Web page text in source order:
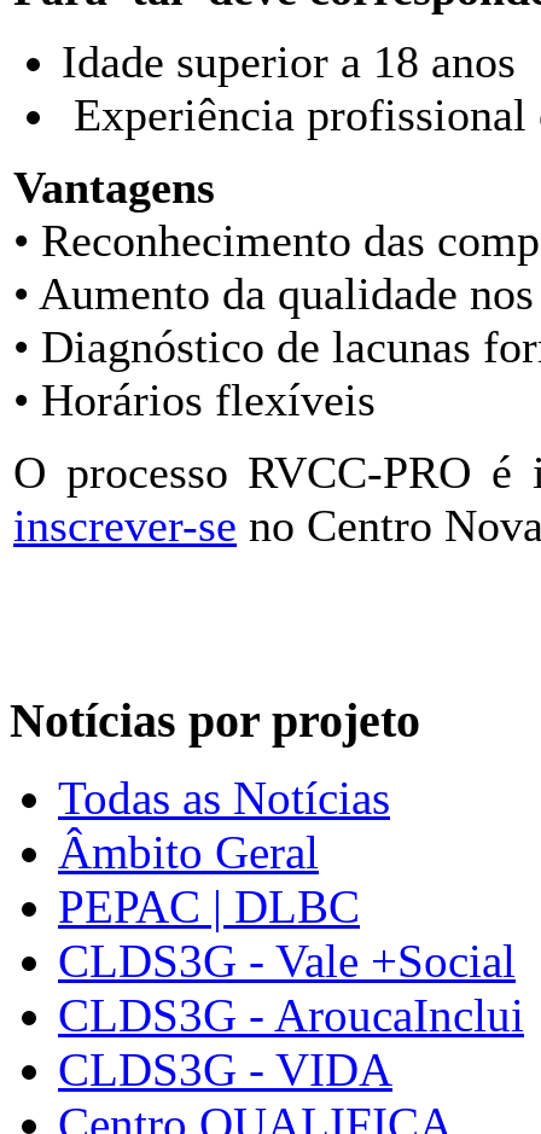
Idade superior a 18 anos
Experiência profissional
Vantagens
• Reconhecimento das
• Aumento da qualidade
• Diagnóstico de lacunas
• Horários flexíveis
O processo RVCC-PRO
inscrever-se no Centro
Notícias por projeto
Todas as Notícias
Âmbito Geral
PEPAC | DLBC
CLDS3G - Vale +Social
CLDS3G - AroucaInclui
CLDS3G - VIDA